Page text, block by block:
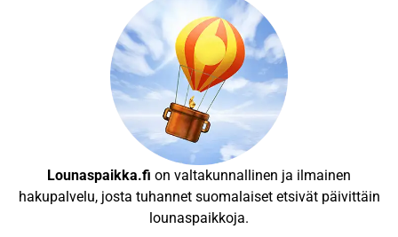
Lounaspaikka.fi on valtakunnallinen ja ilmainen
hakupalvelu, josta tuhannet suomalaiset etsivät päivittäin
lounaspaikkoja.